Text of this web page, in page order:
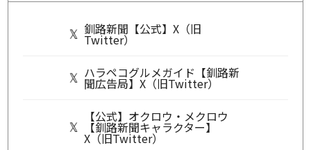
釧路新聞【公式】X（旧
Twitter）
ハラペコグルメガイド【釧路新
聞広告局】X（旧Twitter）
【公式】オクロウ・メクロウ
【釧路新聞キャラクター】
X（旧Twitter）